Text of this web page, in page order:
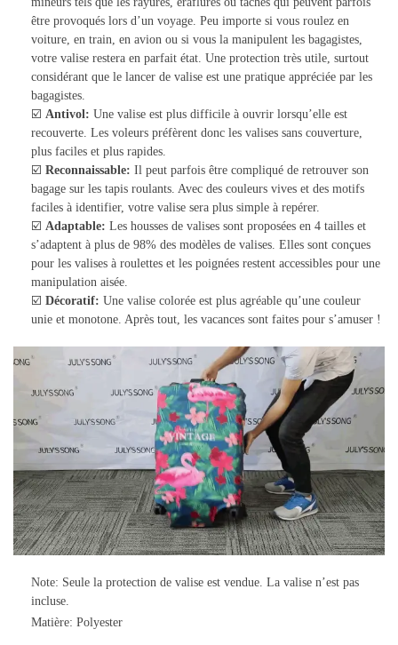
être provoqués lors d’un voyage. Peu importe si vous roulez en
voiture, en train, en avion ou si vous la manipulent les bagagistes,
votre valise restera en parfait état. Une protection très utile, surtout
considérant que le lancer de valise est une pratique appréciée par les
bagagistes.
☑️ Antivol: Une valise est plus difficile à ouvrir lorsqu’elle est
recouverte. Les voleurs préfèrent donc les valises sans couverture,
plus faciles et plus rapides.
☑️ Reconnaissable: Il peut parfois être compliqué de retrouver son
bagage sur les tapis roulants. Avec des couleurs vives et des motifs
faciles à identifier, votre valise sera plus simple à repérer.
☑️ Adaptable: Les housses de valises sont proposées en 4 tailles et
s’adaptent à plus de 98% des modèles de valises. Elles sont conçues
pour les valises à roulettes et les poignées restent accessibles pour une
manipulation aisée.
☑️ Décoratif: Une valise colorée est plus agréable qu’une couleur
unie et monotone. Après tout, les vacances sont faites pour s’amuser !
Note: Seule la protection de valise est vendue. La valise n’est pas
incluse.
Matière: Polyester